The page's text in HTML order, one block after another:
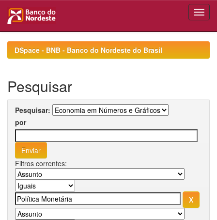
navigationDSpace - BNB - Banco do Nordeste do Brasil
Pesquisar
Pesquisar:
por
Filtros correntes: